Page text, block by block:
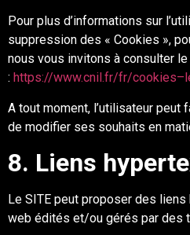
Pour plus d’informations sur
suppression des « Cookies »,
nous vous invitons à consulter
: https://www.cnil.fr/fr/cookies–
A tout moment, l’utilisateur peut
de modifier ses souhaits en
8. Liens
Le SITE peut proposer des liens
web édités et/ou gérés par des